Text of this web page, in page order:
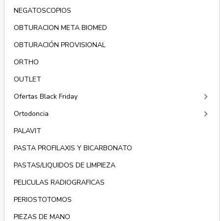
NEGATOSCOPIOS
OBTURACION META BIOMED
OBTURACIÓN PROVISIONAL
ORTHO
OUTLET
Ofertas Black Friday
keyboard_arrow_right
Ortodoncia keyboard_arrow_right
PALAVIT
PASTA PROFILAXIS Y BICARBONATO
PASTAS/LIQUIDOS DE LIMPIEZA
PELICULAS RADIOGRAFICAS
PERIOSTOTOMOS
PIEZAS DE MANO